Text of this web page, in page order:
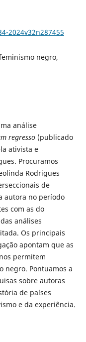
2024v32n287455
negro,
análise
regresso(publicado
ativista e
Procuramos
Rodrigues
de
autora no período
com as do
análises
Os principais
apontam que as
permitem
negro. Pontuamos a
sobre autoras
de países
e da experiência.